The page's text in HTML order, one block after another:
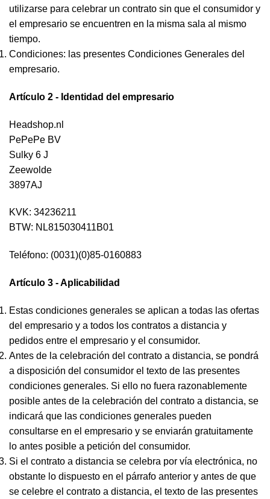
utilizarse para celebrar un contrato sin que el consumidor y
el empresario se encuentren en la misma sala al mismo
tiempo.
Condiciones: las presentes Condiciones Generales del
empresario.
Artículo 2 - Identidad del empresario
Headshop.nl
PePePe BV
Sulky 6 J
Zeewolde
3897AJ
KVK: 34236211
BTW: NL815030411B01
Teléfono: (0031)(0)85-0160883
Artículo 3 - Aplicabilidad
Estas condiciones generales se aplican a todas las ofertas
del empresario y a todos los contratos a distancia y
pedidos entre el empresario y el consumidor.
Antes de la celebración del contrato a distancia, se pondrá
a disposición del consumidor el texto de las presentes
condiciones generales. Si ello no fuera razonablemente
posible antes de la celebración del contrato a distancia, se
indicará que las condiciones generales pueden
consultarse en el empresario y se enviarán gratuitamente
lo antes posible a petición del consumidor.
Si el contrato a distancia se celebra por vía electrónica, no
obstante lo dispuesto en el párrafo anterior y antes de que
se celebre el contrato a distancia, el texto de las presentes